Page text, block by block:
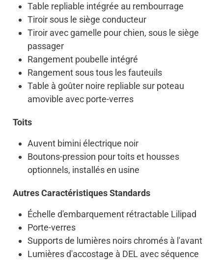
Table repliable intégrée au rembourrage
Tiroir sous le siège conducteur
Tiroir avec gamelle pour chien, sous le siège
passager
Rangement poubelle intégré
Rangement sous tous les fauteuils
Table à goûter noire repliable sur poteau
amovible avec porte-verres
Toits
Auvent bimini électrique noir
Boutons-pression pour toits et housses
optionnels, installés en usine
Autres Caractéristiques Standards
Échelle d'embarquement rétractable Lilipad
Porte-verres
Supports de lumières noirs chromés à l'avant
Lumières d'accostage à DEL avec séquence